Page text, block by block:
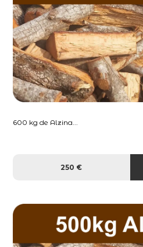
600 kg de Alzina...
250 €